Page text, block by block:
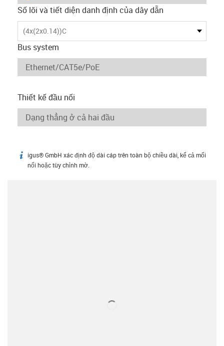
Số lõi và tiết diện danh định của dây dẫn
(4x(2x0.14))C
Bus system
Thiết kế đầu nối
igus-icon-info
igus® GmbH xác định độ dài cáp trên toàn bộ chiều dài, kể cả mối
nối hoặc tùy chỉnh mờ.